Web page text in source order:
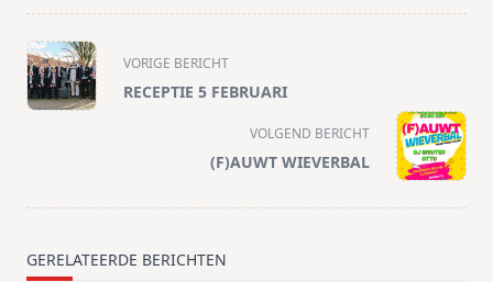
<span
class="nav-
subtitle
VORIGE BERICHT
RECEPTIE 5 FEBRUARI
VOLGEND BERICHT
(F)AUWT WIEVERBAL
GERELATEERDE BERICHTEN